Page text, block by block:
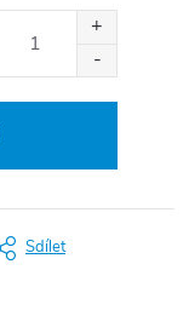
Sdílet